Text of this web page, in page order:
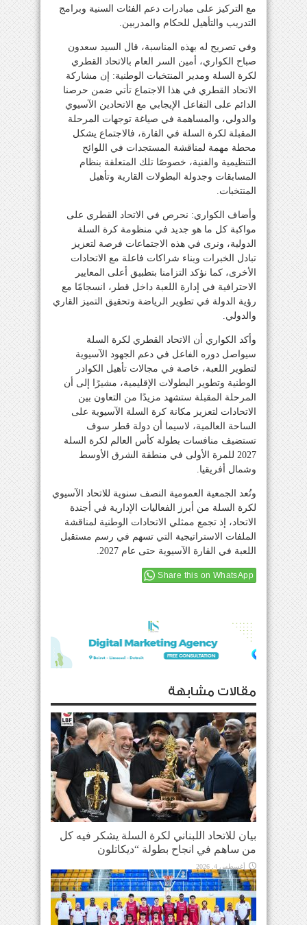
مع التركيز على مبادرات دعم الفئات السنية وبرامج
التدريب والتأهيل للحكام والمدربين.
وفي تصريح له بهذه المناسبة، قال السيد سعدون
صباح الكواري، أمين السر العام بالاتحاد القطري
لكرة السلة ومدير المنتخبات الوطنية: إن مشاركة
الاتحاد القطري في هذا الاجتماع تأتي ضمن حرصنا
الدائم على التفاعل الإيجابي مع الاتحادين الآسيوي
والدولي، والمساهمة في صياغة توجهات المرحلة
المقبلة لكرة السلة في القارة، فالاجتماع يشكل
محطة مهمة لمناقشة المستجدات في اللوائح
التنظيمية والفنية، خصوصًا تلك المتعلقة بنظام
المسابقات وجدولة البطولات القارية وتأهيل
المنتخبات.
وأضاف الكواري: نحرص في الاتحاد القطري على
مواكبة كل ما هو جديد في منظومة كرة السلة
الدولية، ونرى في هذه الاجتماعات فرصة لتعزيز
تبادل الخبرات وبناء شراكات فاعلة مع الاتحادات
الأخرى، كما نؤكد التزامنا بتطبيق أعلى المعايير
الاحترافية في إدارة اللعبة داخل قطر، انسجامًا مع
رؤية الدولة في تطوير الرياضة وتحقيق التميز القاري
والدولي.
وأكد الكواري أن الاتحاد القطري لكرة السلة
سيواصل دوره الفاعل في دعم الجهود الآسيوية
لتطوير اللعبة، خاصة في مجالات تأهيل الكوادر
الوطنية وتطوير البطولات الإقليمية، مشيرًا إلى أن
المرحلة المقبلة ستشهد مزيدًا من التعاون بين
الاتحادات لتعزيز مكانة كرة السلة الآسيوية على
الساحة العالمية، لاسيما أن دولة قطر سوف
تستضيف منافسات بطولة كأس العالم لكرة السلة
2027 للمرة الأولى في منطقة الشرق الأوسط
وشمال أفريقيا.
وتُعد الجمعية العمومية النصف سنوية للاتحاد الآسيوي
لكرة السلة من أبرز الفعاليات الإدارية في أجندة
الاتحاد، إذ تجمع ممثلي الاتحادات الوطنية لمناقشة
الملفات الاستراتيجية التي تسهم في رسم مستقبل
اللعبة في القارة الآسيوية حتى عام 2027.
Share this on WhatsApp
مقالات مشابهة
بيان للاتحاد اللبناني لكرة السلة يشكر فيه كل
من ساهم في انجاح بطولة “ديكاتلون
أغسطس 4, 2026